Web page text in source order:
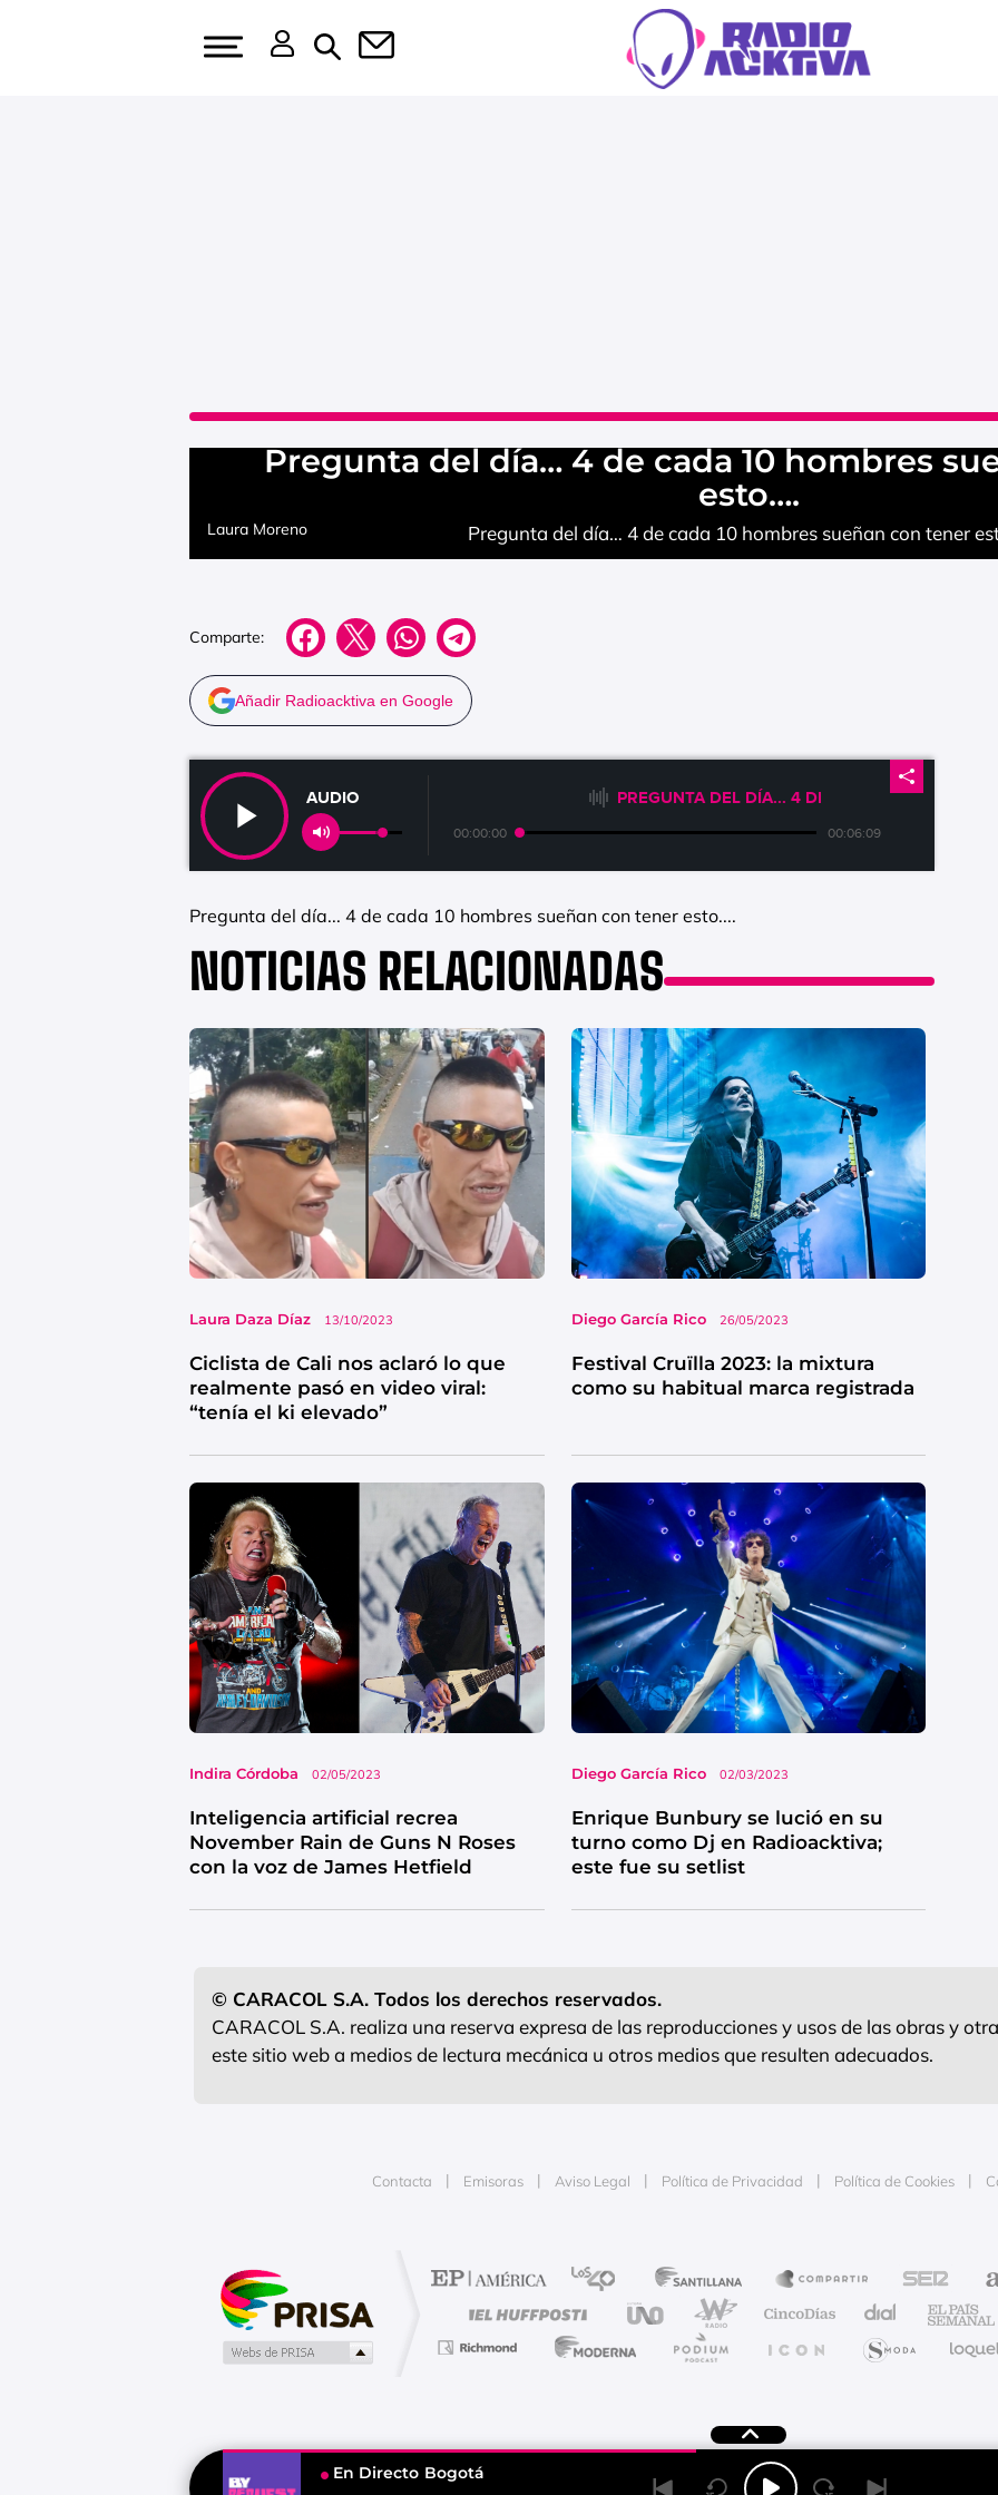
Pregunta del día… 4 de cada 10 hombres
esto….
Pregunta del día… 4 de cada 10 hombres sueñan con tener
Laura Moreno
Comparte:
Añadir Radioacktiva en Google
AUDIO PREGUNTA DEL DÍA... 4 DE CADA 10 HOMBRES
00:00:00 00:06:09
Pregunta del día... 4 de cada 10 hombres sueñan con tener esto....
NOTICIAS RELACIONADAS
Laura Daza Díaz 13/10/2023
Ciclista de Cali nos aclaró lo que
realmente pasó en video viral:
“tenía el ki elevado”
Diego García Rico 26/05/2023
Festival Cruïlla 2023: la mixtura
como su habitual marca registrada
Indira Córdoba 02/05/2023
Inteligencia artificial recrea
November Rain de Guns N Roses
con la voz de James Hetfield
Diego García Rico 02/03/2023
Enrique Bunbury se lució en su
turno como Dj en Radioacktiva;
este fue su setlist
© CARACOL S.A. Todos los derechos reservados.
CARACOL S.A. realiza una reserva expresa de las reproducciones y usos de las obras y
este sitio web a medios de lectura mecánica u otros medios que resulten adecuados.
Contacta Emisoras Aviso Legal Política de Privacidad Política de Cookies
Publicidad
Tu contenido empezará después de la publicidad
En Directo Bogotá